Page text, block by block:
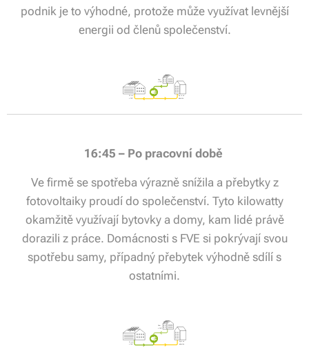
podnik je to výhodné, protože může využívat levnější
energii od členů společenství.
16:45 – Po pracovní době
Ve firmě se spotřeba výrazně snížila a přebytky z
fotovoltaiky proudí do společenství. Tyto kilowatty
okamžitě využívají bytovky a domy, kam lidé právě
dorazili z práce. Domácnosti s FVE si pokrývají svou
spotřebu samy, případný přebytek výhodně sdílí s
ostatními.